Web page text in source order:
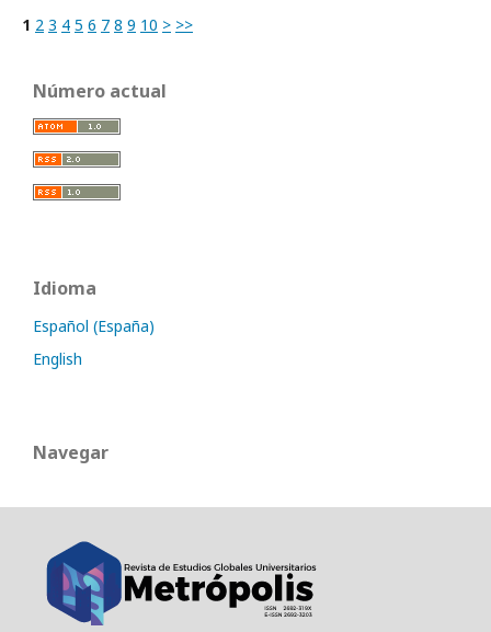
1 2 3 4 5 6 7 8 9 10 > >>
Número actual
Idioma
Español (España)
English
Navegar